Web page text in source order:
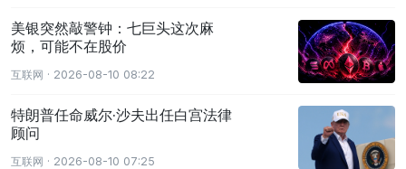
美银突然敲警钟：七巨头这次麻
烦，可能不在股价
互联网 · 2026-08-10 08:22
特朗普任命威尔·沙夫出任白宫法律
顾问
互联网 · 2026-08-10 07:25